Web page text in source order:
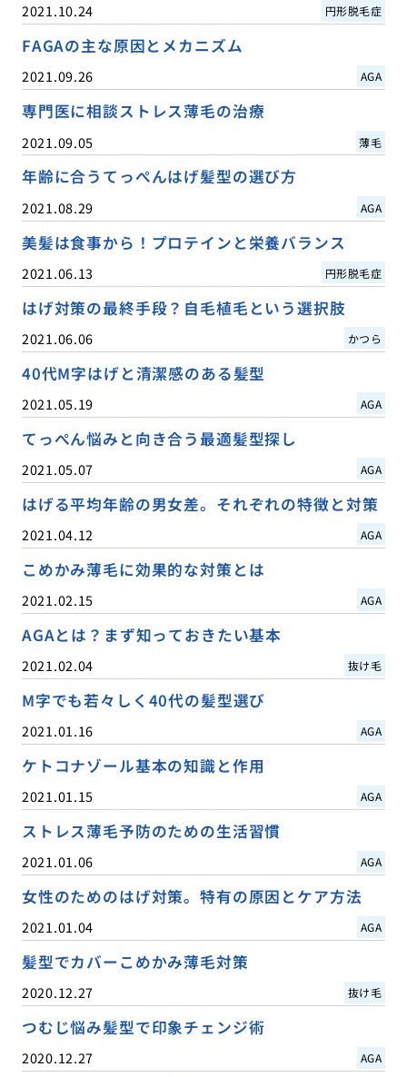
2021.10.24 円形脱毛症
FAGAの主な原因とメカニズム
2021.09.26 AGA
専門医に相談ストレス薄毛の治療
2021.09.05 薄毛
年齢に合うてっぺんはげ髪型の選び方
2021.08.29 AGA
美髪は食事から！プロテインと栄養バランス
2021.06.13 円形脱毛症
はげ対策の最終手段？自毛植毛という選択肢
2021.06.06 かつら
40代M字はげと清潔感のある髪型
2021.05.19 AGA
てっぺん悩みと向き合う最適髪型探し
2021.05.07 AGA
はげる平均年齢の男女差。それぞれの特徴と対策
2021.04.12 AGA
こめかみ薄毛に効果的な対策とは
2021.02.15 AGA
AGAとは？まず知っておきたい基本
2021.02.04 抜け毛
M字でも若々しく40代の髪型選び
2021.01.16 AGA
ケトコナゾール基本の知識と作用
2021.01.15 AGA
ストレス薄毛予防のための生活習慣
2021.01.06 AGA
女性のためのはげ対策。特有の原因とケア方法
2021.01.04 AGA
髪型でカバーこめかみ薄毛対策
2020.12.27 抜け毛
つむじ悩み髪型で印象チェンジ術
2020.12.27 AGA